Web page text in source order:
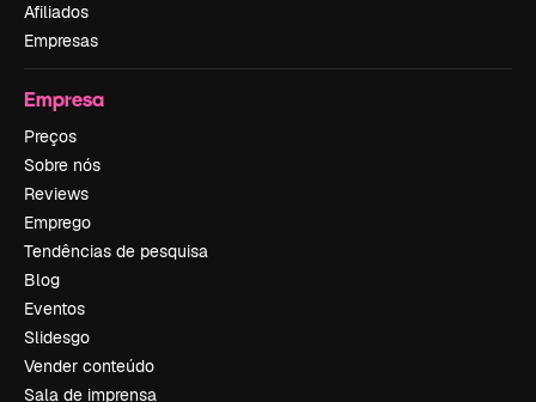
Afiliados
Empresas
Empresa
Preços
Sobre nós
Reviews
Emprego
Tendências de pesquisa
Blog
Eventos
Slidesgo
Vender conteúdo
Sala de imprensa